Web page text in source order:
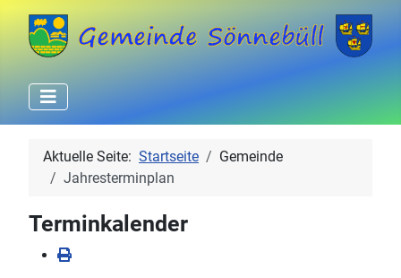
Aktuelle Seite: Startseite
Gemeinde
Jahresterminplan
Terminkalender